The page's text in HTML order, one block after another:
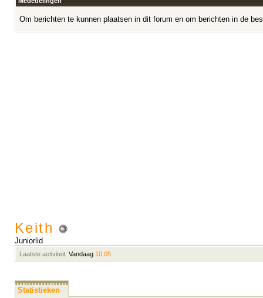
Om berichten te kunnen plaatsen in dit forum en om berichten in de
Keith
Juniorlid
Laatste activiteit: Vandaag 10:05
Statistieken